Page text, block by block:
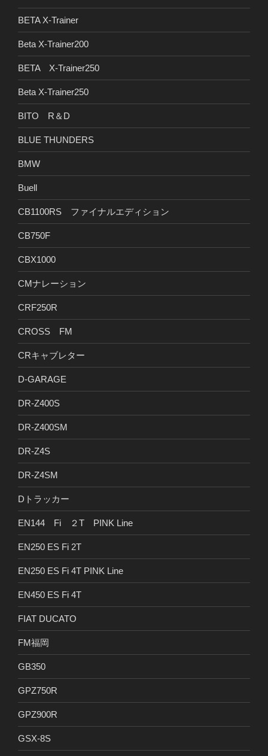
BETA X-Trainer
Beta X-Trainer200
BETA X-Trainer250
Beta X-Trainer250
BITO R＆D
BLUE THUNDERS
BMW
Buell
CB1100RS ファイナルエディション
CB750F
CBX1000
CMナレーション
CRF250R
CROSS FM
CRキャブレター
D-GARAGE
DR-Z400S
DR-Z400SM
DR-Z4S
DR-Z4SM
Dトラッカー
EN144 Fi ２T PINK Line
EN250 ES Fi 2T
EN250 ES Fi 4T PINK Line
EN450 ES Fi 4T
FIAT DUCATO
FM福岡
GB350
GPZ750R
GPZ900R
GSX-8S